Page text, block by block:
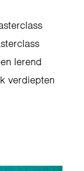
lerend
verdiepten